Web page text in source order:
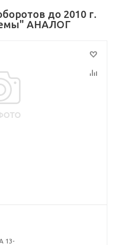
до 2010 г.
АНАЛОГ
13-